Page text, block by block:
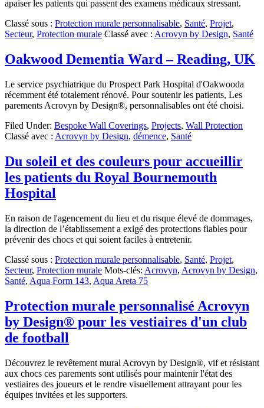
apaiser les patients qui passent des examens médicaux stressant.
Classé sous : Protection murale personnalisable, Santé, Projet,
Secteur, Protection murale Classé avec : Acrovyn by Design, Santé
Oakwood Dementia Ward – Reading, UK
Le service psychiatrique du Prospect Park Hospital d'Oakwooda
récemment été totalement rénové. Pour soutenir les patients, Les
parements Acrovyn by Design®, personnalisables ont été choisi.
Filed Under: Bespoke Wall Coverings, Projects, Wall Protection
Classé avec : Acrovyn by Design, démence, Santé
Du soleil et des couleurs pour accueillir
les patients du Royal Bournemouth
Hospital
En raison de l'agencement du lieu et du risque élevé de dommages,
la direction de l’établissement a exigé des protections fiables pour
prévenir des chocs et qui soient faciles à entretenir.
Classé sous : Protection murale personnalisable, Santé, Projet,
Secteur, Protection murale Mots-clés: Acrovyn, Acrovyn by Design,
Santé, Aqua Form 143, Aqua Areta 75
Protection murale personnalisé Acrovyn
by Design® pour les vestiaires d'un club
de football
Découvrez le revêtement mural Acrovyn by Design®, vif et résistant
aux chocs ces parements sont utilisés pour maintenir l'état des
vestiaires des joueurs et le rendre visuellement attrayant pour les
équipes invitées et les supporters.